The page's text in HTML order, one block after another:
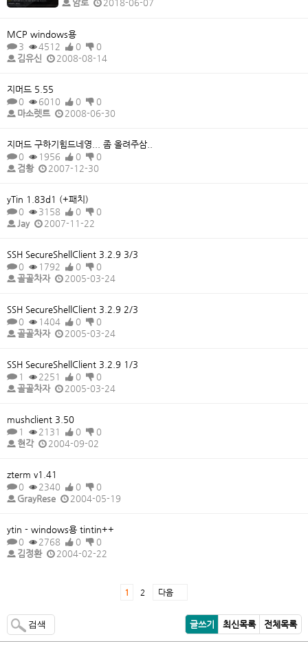
암로
2018-06-07
MCP windows용
3
4512 0
0
김유신
2008-08-14
지머드 5.55
0
6010 0
0
마소렛트
2008-06-30
지머드 구하기힘드네영... 좀 올려주삼..
0
1956 0
0
검황
2007-12-30
yTin 1.83d1 (+패치)
0
3158 0
0
Jay
2007-11-22
SSH SecureShellClient 3.2.9 3/3
0
1792 0
0
골골차자
2005-03-24
SSH SecureShellClient 3.2.9 2/3
0
1404 0
0
골골차자
2005-03-24
SSH SecureShellClient 3.2.9 1/3
1
2251 0
0
골골차자
2005-03-24
mushclient 3.50
1
2131 0
0
현각
2004-09-02
zterm v1.41
0
2340 0
0
GrayRese
2004-05-19
ytin - windows용 tintin++
0
2768 0
0
김정환
2004-02-22
1 2 다음
검색 글쓰기 최신목록 전체목록